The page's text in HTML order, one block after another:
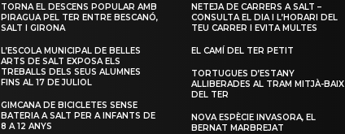
TORNA EL DESCENS POPULAR AMB
PIRAGUA PEL TER ENTRE BESCANÓ,
SALT I GIRONA
L’ESCOLA MUNICIPAL DE BELLES
ARTS DE SALT EXPOSA ELS
TREBALLS DELS SEUS ALUMNES
FINS AL 17 DE JULIOL
GIMCANA DE BICICLETES SENSE
BATERIA A SALT PER A INFANTS DE
8 A 12 ANYS
NETEJA DE CARRERS A SALT –
CONSULTA EL DIA I L’HORARI DEL
TEU CARRER I EVITA MULTES
EL CAMÍ DEL TER PETIT
TORTUGUES D’ESTANY
ALLIBERADES AL TRAM MITJÀ-BAIX
DEL TER
NOVA ESPÈCIE INVASORA, EL
BERNAT MARBREJAT